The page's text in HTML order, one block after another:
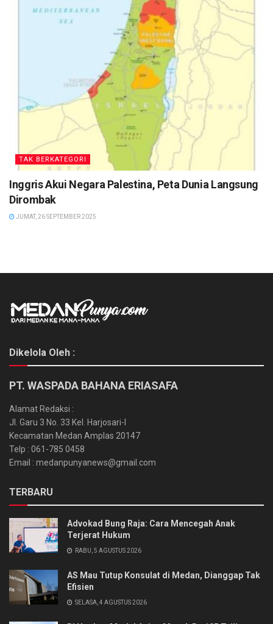
TAK BERKATEGORI
Inggris Akui Negara Palestina, Peta Dunia Langsung
Dirombak
JUMAT, 26 SEPTEMBER 2025
Dikelola Oleh :
PT. WASPADA BAHANA ERIASAFA
Alamat Redaksi :
Jl. Garu 3 No. 33 Kel. Harjosari-I
Kecamatan Medan Amplas 20147
Telp : 061-785 0458
Email : medanpunyanews@gmail.com
TERBARU
Advokad Bung Raja: Cara Mencegah Anak
Terjerat Hukum
RABU, 5 AGUSTUS 2026
AS Mau Tutup Konsulat di Medan, Dianggap Tak
Efisien
SELASA, 4 AGUSTUS 2026